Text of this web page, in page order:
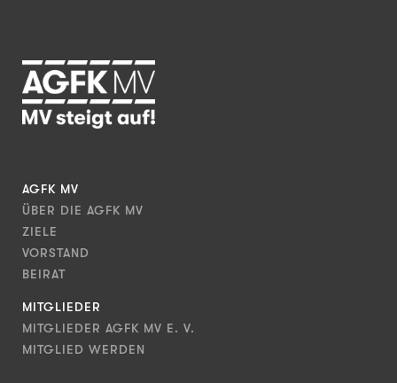
AGFK MV
ÜBER DIE AGFK MV
ZIELE
VORSTAND
BEIRAT
MITGLIEDER
MITGLIEDER AGFK MV E. V.
MITGLIED WERDEN